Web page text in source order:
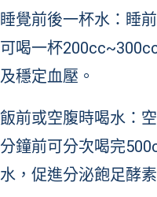
睡覺前後一杯水：睡
可喝一杯
及穩定血壓。
飯前或空腹時喝水：
分鐘前可分次喝完
水，促進分泌飽足酵